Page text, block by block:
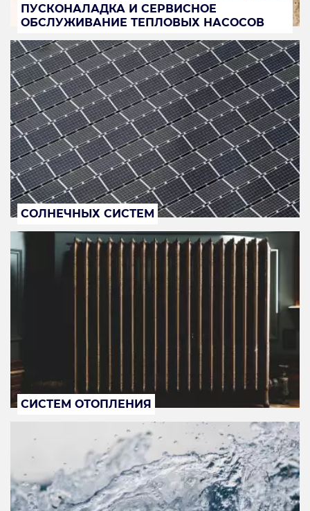
ПУСКОНАЛАДКА И СЕРВИСНОЕ
ОБСЛУЖИВАНИЕ ТЕПЛОВЫХ НАСОСОВ
СОЛНЕЧНЫХ СИСТЕМ
СИСТЕМ ОТОПЛЕНИЯ